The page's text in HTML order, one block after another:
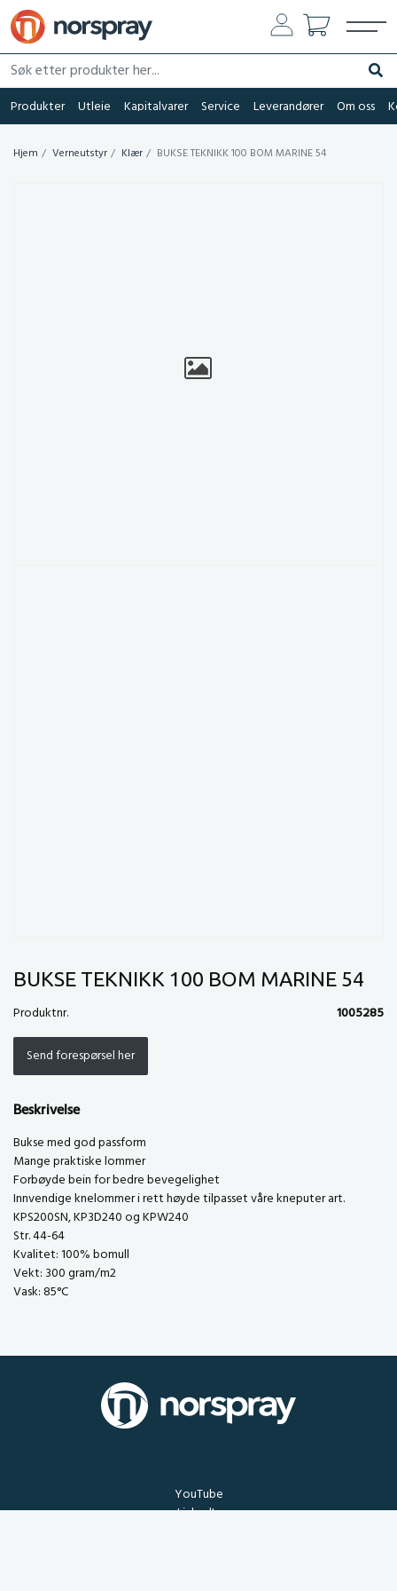
Søk etter produkter her...
Søk
Produkter Utleie Kapitalvarer Service Leverandører Om oss
Hjem Verneutstyr Klær BUKSE TEKNIKK 100 BOM MARINE 54
BUKSE TEKNIKK 100 BOM MARINE 54
Produktnr. 1005285
Send forespørsel her
Beskrivelse
Bukse med god passform
Mange praktiske lommer
Forbøyde bein for bedre bevegelighet
Innvendige knelommer i rett høyde tilpasset våre kneputer art.
KPS200SN, KP3D240 og KPW240
Str. 44-64
Kvalitet: 100% bomull
Vekt: 300 gram/m2
Vask: 85°C
YouTube
LinkedIn